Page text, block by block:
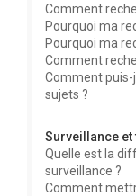
Comment
Pourquoi ma
Pourquoi ma
Comment
Comment
sujets ?
Surveillance
Quelle est la
surveillance ?
Comment